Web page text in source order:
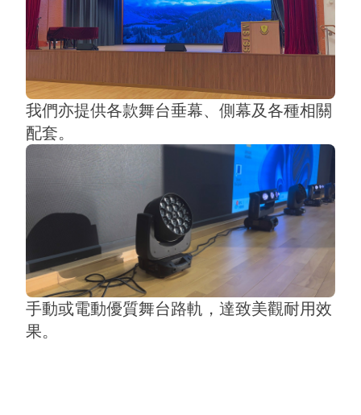
我們亦提供各款舞台垂幕、側幕及各種相關
配套。
手動或電動優質舞台路軌，達致美觀耐用效
果。